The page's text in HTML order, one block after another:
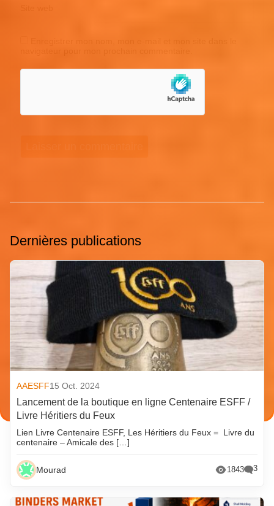
Dernières publications
AAESFF15 Oct. 2024
Lancement de la boutique en ligne Centenaire ESFF /
Livre Héritiers du Feux
Lien Livre Centenaire ESFF, Les Héritiers du Feux = Livre du
centenaire – Amicale des […]
Mourad 1843 3